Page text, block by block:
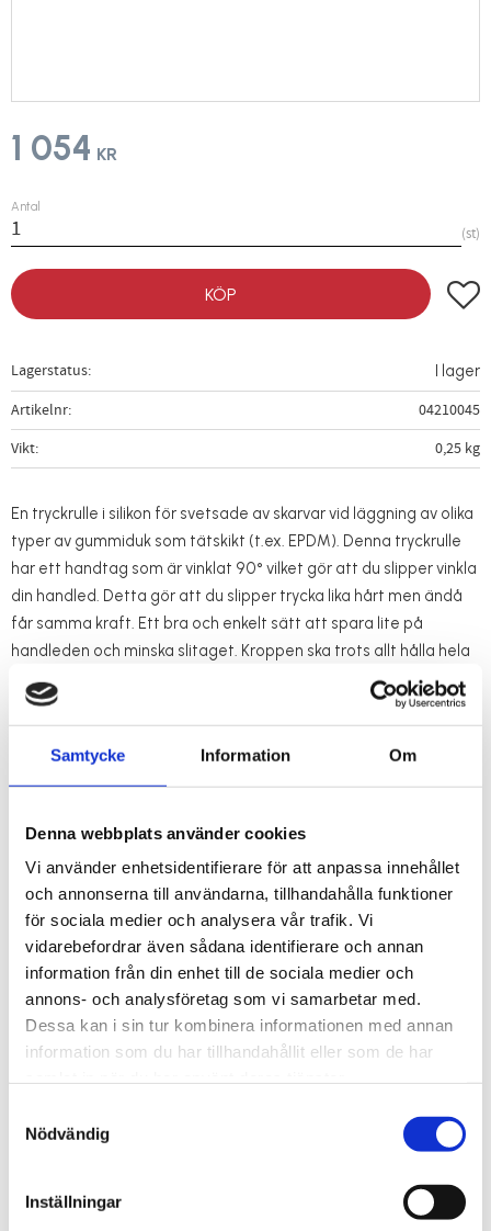
Samtycke Information Om
Denna webbplats använder cookies
Vi använder enhetsidentifierare för att anpassa innehållet
och annonserna till användarna, tillhandahålla funktioner
för sociala medier och analysera vår trafik. Vi
vidarebefordrar även sådana identifierare och annan
information från din enhet till de sociala medier och
annons- och analysföretag som vi samarbetar med.
Dessa kan i sin tur kombinera informationen med annan
information som du har tillhandahållit eller som de har
Nödvändig
Inställningar
1 054 KR
Antal
st
KÖP
Lagerstatus I lager
Artikelnr
04210045
Vikt
0,25 kg
En tryckrulle i silikon för svetsade av skarvar vid läggning av olika
typer av gummiduk som tätskikt (t.ex. EPDM). Denna tryckrulle
har ett handtag som är vinklat 90° vilket gör att du slipper vinkla
din handled. Detta gör att du slipper trycka lika hårt men ändå
får samma kraft. Ett bra och enkelt sätt att spara lite på
handleden och minska slitaget. Kroppen ska trots allt hålla hela
arbetslivet. Själva rullen och även handtaget är samma som i
Tryckrulle med kullager
och givetvis har även denna modell
kullager. Handtaget i trä är även det utformat för bästa
ergonomi.
Vikt: 240 g
RELATERADE PRODUKTER